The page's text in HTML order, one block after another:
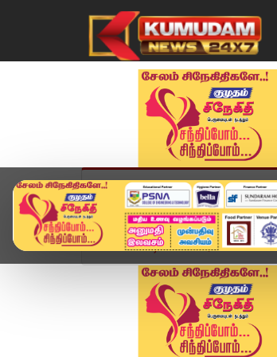
முகப்பு விளையாட்டு
Home வீடியோ ஸ்டோரி